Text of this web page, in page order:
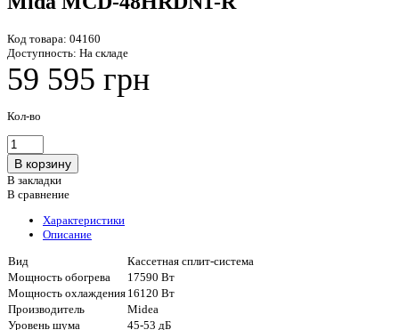
Код товара: 04160
Доступность: На складе
59 595 грн
Кол-во
В закладки
В сравнение
Характеристики
Описание
Вид
Кассетная сплит-система
Мощность обогрева
17590 Вт
Мощность охлаждения 16120 Вт
Производитель
Midea
Уровень шума
45-53 дБ